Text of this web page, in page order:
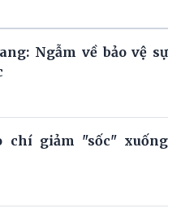
Ngẫm về bảo vệ sự
chí giảm "sốc" xuống